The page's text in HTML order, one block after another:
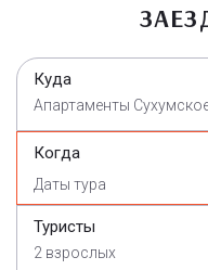
Куда
Апартаменты
Когда
Туристы
2 взрослых